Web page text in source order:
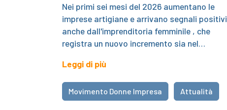
Nei primi sei mesi del 2026 aumentano le
imprese artigiane e arrivano segnali positivi
anche dall'imprenditoria femminile , che
registra un nuovo incremento sia nel…
Leggi di più
Movimento Donne Impresa Attualità